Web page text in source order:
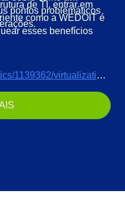
de TI, entrar em
como a WEDOIT é
esses benefícios
pontos problemáticos
1139362/virtualization-